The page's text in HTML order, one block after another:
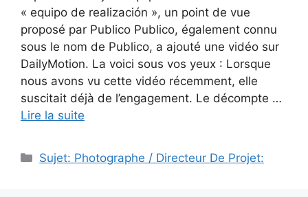
« equipo de realización », un point de vue
proposé par Publico Publico, également connu
sous le nom de Publico, a ajouté une vidéo sur
DailyMotion. La voici sous vos yeux : Lorsque
nous avons vu cette vidéo récemment, elle
suscitait déjà de l’engagement. Le décompte …
Lire la suite
Catégories
Sujet: Photographe / Directeur De Projet: